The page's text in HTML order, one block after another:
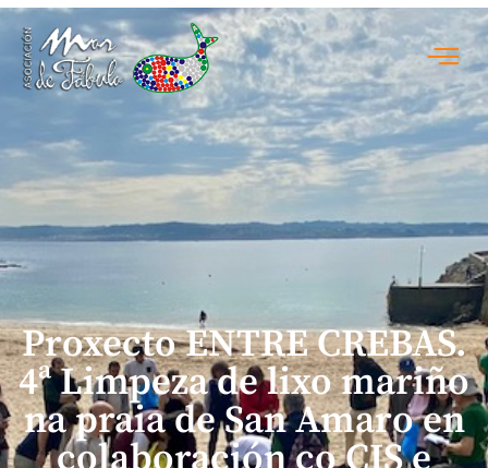
Proxecto ENTRE CREBAS.
4ª Limpeza de lixo mariño
na praia de San Amaro en